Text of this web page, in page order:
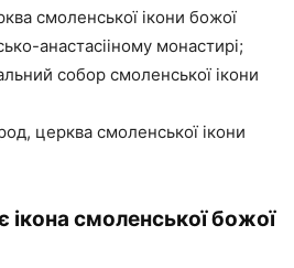
смоленської ікони божої
анастасііному монастирі;
собор смоленської ікони
церква смоленської ікони
смоленської божої